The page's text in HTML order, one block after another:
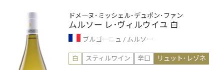
ドメーヌ･ミッシェル･デュポン･ファン
ムルソー レ･ヴィルウイユ 白
ブルゴーニュ
ムルソー
白
スティルワイン 辛口 リュット･レゾネ